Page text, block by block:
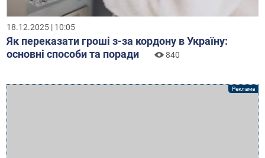
18.12.2025 | 10:05
Як переказати гроші з-за кордону в Україну:
основні способи та поради
840